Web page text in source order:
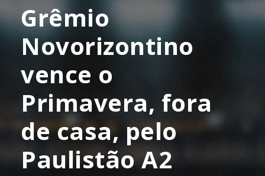
Grêmio
Novorizontino
vence o
Primavera, fora
de casa, pelo
Paulistão A2